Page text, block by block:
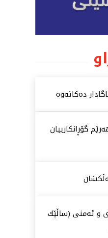
دەكاتەوە
گۆڕانكارییان
و ئەمنی (ساڵێك